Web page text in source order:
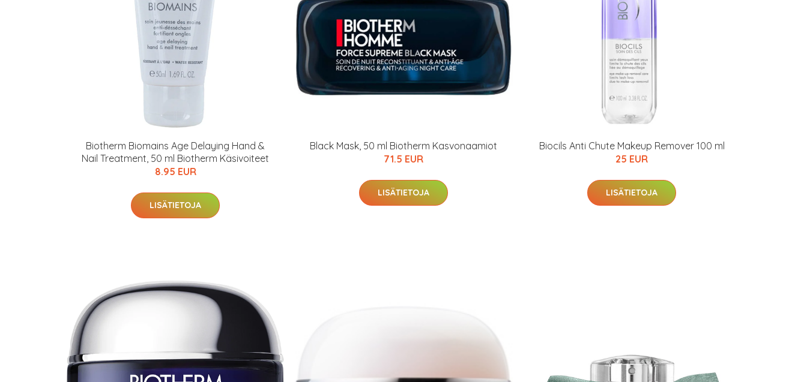
Biotherm Biomains Age Delaying Hand &
Nail Treatment, 50 ml Biotherm Käsivoiteet
8.95 EUR
LISÄTIETOJA
Black Mask, 50 ml Biotherm Kasvonaamiot
71.5 EUR
LISÄTIETOJA
Biocils Anti Chute Makeup Remover 100 ml
25 EUR
LISÄTIETOJA